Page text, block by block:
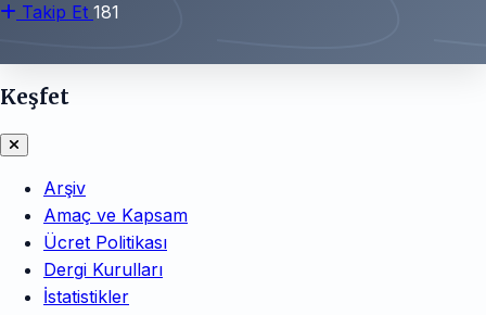
Takip Et 181
Keşfet
Arşiv
Amaç ve Kapsam
Ücret Politikası
Dergi Kurulları
İstatistikler